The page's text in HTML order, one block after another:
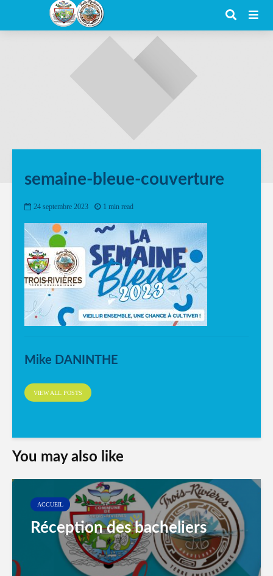
semaine-bleue-couverture
24 septembre 2023 1 min read
Mike DANINTHE
VIEW ALL POSTS
You may also like
ACCUEIL
Réception des bacheliers